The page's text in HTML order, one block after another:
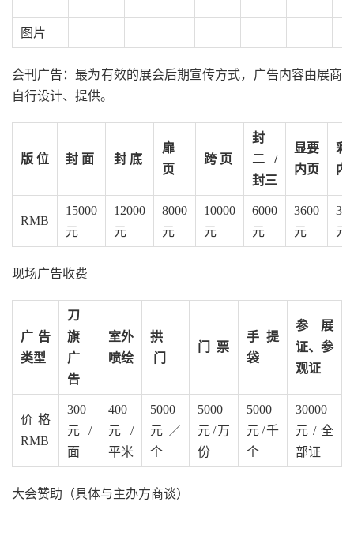
图片
会刊广告：最为有效的展会后期宣传方式，广告内容由展商
自行设计、提供。
版 位 封 面 封 底
扉
页
跨 页
封
二/
封三
显要
内页
彩
内
RMB
15000
元
12000
元
8000
元
10000
元
6000
元
3600
元
元
现场广告收费
广告
类型
刀
旗
广
告
室外
喷绘
拱
门
门 票
手提
袋
参展
证、参
观证
价格
RMB
300
元/
面
400
元/
平米
5000
元／
个
5000
元/万
份
5000
元/千
个
30000
元/全
部证
大会赞助（具体与主办方商谈）